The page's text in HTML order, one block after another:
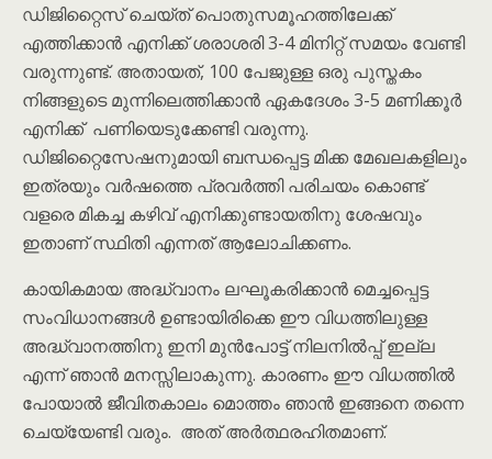
ഡിജിറ്റൈസ് ചെയ്ത് പൊതുസമൂഹത്തിലേക്ക്
എത്തിക്കാൻ എനിക്ക് ശരാശരി 3-4 മിനിറ്റ് സമയം വേണ്ടി
വരുന്നുണ്ട്. അതായത്, 100 പേജുള്ള ഒരു പുസ്തകം
നിങ്ങളുടെ മുന്നിലെത്തിക്കാൻ ഏകദേശം 3-5 മണിക്കൂർ
എനിക്ക് പണിയെടുക്കേണ്ടി വരുന്നു.
ഡിജിറ്റൈസേഷനുമായി ബന്ധപ്പെട്ട മിക്ക മേഖലകളിലും
ഇത്രയും വർഷത്തെ പ്രവർത്തി പരിചയം കൊണ്ട്
വളരെ മികച്ച കഴിവ് എനിക്കുണ്ടായതിനു ശേഷവും
ഇതാണ് സ്ഥിതി എന്നത് ആലോചിക്കണം.
കായികമായ അദ്ധ്വാനം ലഘൂകരിക്കാൻ മെച്ചപ്പെട്ട
സംവിധാനങ്ങൾ ഉണ്ടായിരിക്കെ ഈ വിധത്തിലുള്ള
അദ്ധ്വാനത്തിനു ഇനി മുൻപോട്ട് നിലനിൽപ്പ് ഇല്ല
എന്ന് ഞാൻ മനസ്സിലാകുന്നു. കാരണം ഈ വിധത്തിൽ
പോയാൽ ജീവിതകാലം മൊത്തം ഞാൻ ഇങ്ങനെ തന്നെ
ചെയ്യേണ്ടി വരും. അത് അർത്ഥരഹിതമാണ്.